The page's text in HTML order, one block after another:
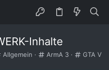
Inhalte
K
Allgemein
K
ArmA 3
K
GTA V